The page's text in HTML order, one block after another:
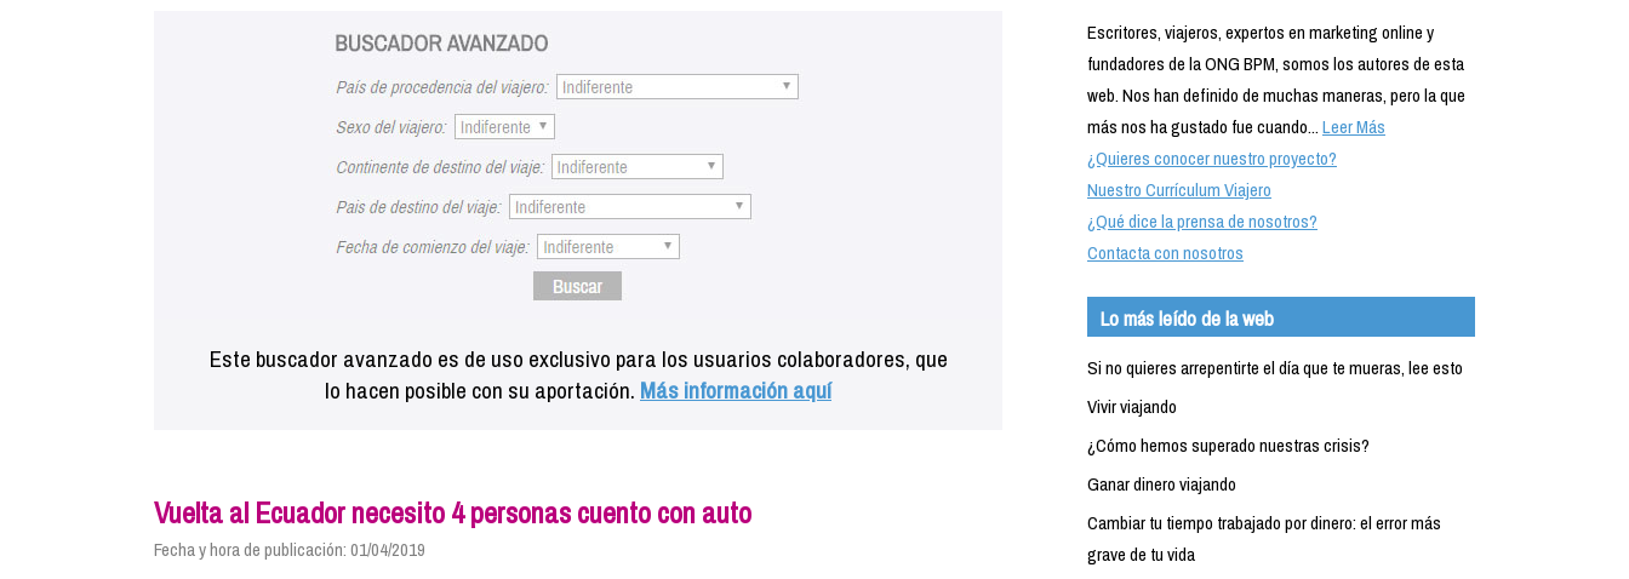
Este buscador avanzado es de uso exclusivo para los usuarios colaboradores, que
lo hacen posible con su aportación. Más información aquí
Vuelta al Ecuador necesito 4 personas cuento con auto
Fecha y hora de publicación: 01/04/2019
Escritores, viajeros, expertos en marketing online y
fundadores de la ONG BPM, somos los autores de esta
web. Nos han definido de muchas maneras, pero la que
más nos ha gustado fue cuando...Leer Más
¿Quieres conocer nuestro proyecto?
Nuestro Currículum Viajero
¿Qué dice la prensa de nosotros?
Contacta con nosotros
Lo más leído de la web
Si no quieres arrepentirte el día que te mueras, lee esto
Vivir viajando
¿Cómo hemos superado nuestras crisis?
Ganar dinero viajando
Cambiar tu tiempo trabajado por dinero: el error más
grave de tu vida